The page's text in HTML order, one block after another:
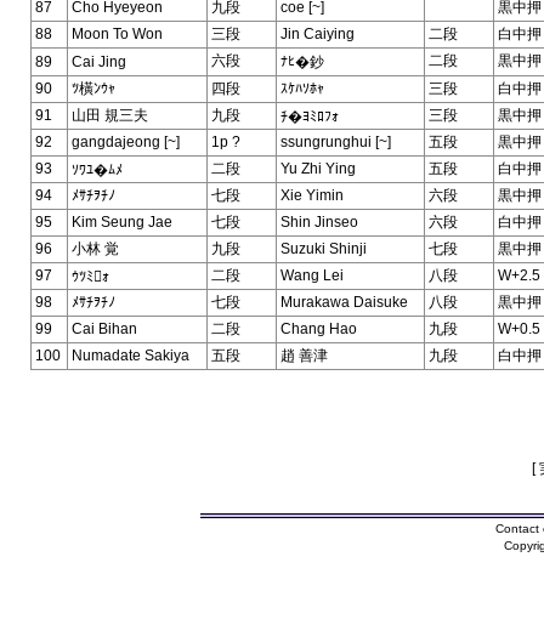
87
Cho Hyeyeon 九段 coe [~]
黒中
88
Moon To Won 三段 Jin Caiying 二段
白中
89
Cai Jing 六段 ﾅﾋ�鈔 二段
黒中
90
ﾂ橫ﾝｳｬ 四段 ｽｹﾊｿﾎｬ 三段
白中
91
山田 規三夫 九段 ﾁ�ﾖﾐﾛﾌｫ 三段
黒中
92
gangdajeong [~] 1p ? ssungrunghui [~] 五段
黒中
93
ｿﾜﾕ�ﾑﾒ 二段 Yu Zhi Ying 五段
白中
94
ﾒｻﾁｦﾁﾉ 七段 Xie Yimin 六段
黒中
95
Kim Seung Jae 七段 Shin Jinseo 六段
白中
96
小林 覚 九段 Suzuki Shinji 七段
黒中
97
ｳﾂﾐｫ 二段 Wang Lei 八段
W+2.5
98
ﾒｻﾁｦﾁﾉ 七段 Murakawa Daisuke 八段
黒中
99
Cai Bihan 二段 Chang Hao 九段
W+0.5
100
Numadate Sakiya 五段 趙 善津 九段 白中
[
Contact